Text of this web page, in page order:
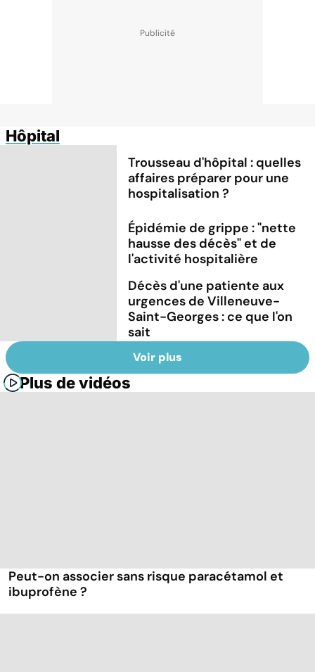
Hôpital
Trousseau d'hôpital : quelles
affaires préparer pour une
hospitalisation ?
Épidémie de grippe : "nette
hausse des décès" et de
l'activité hospitalière
Décès d'une patiente aux
urgences de Villeneuve-
Saint-Georges : ce que l'on
sait
Voir plus
Plus de vidéos
Peut-on associer sans risque paracétamol et
ibuprofène ?